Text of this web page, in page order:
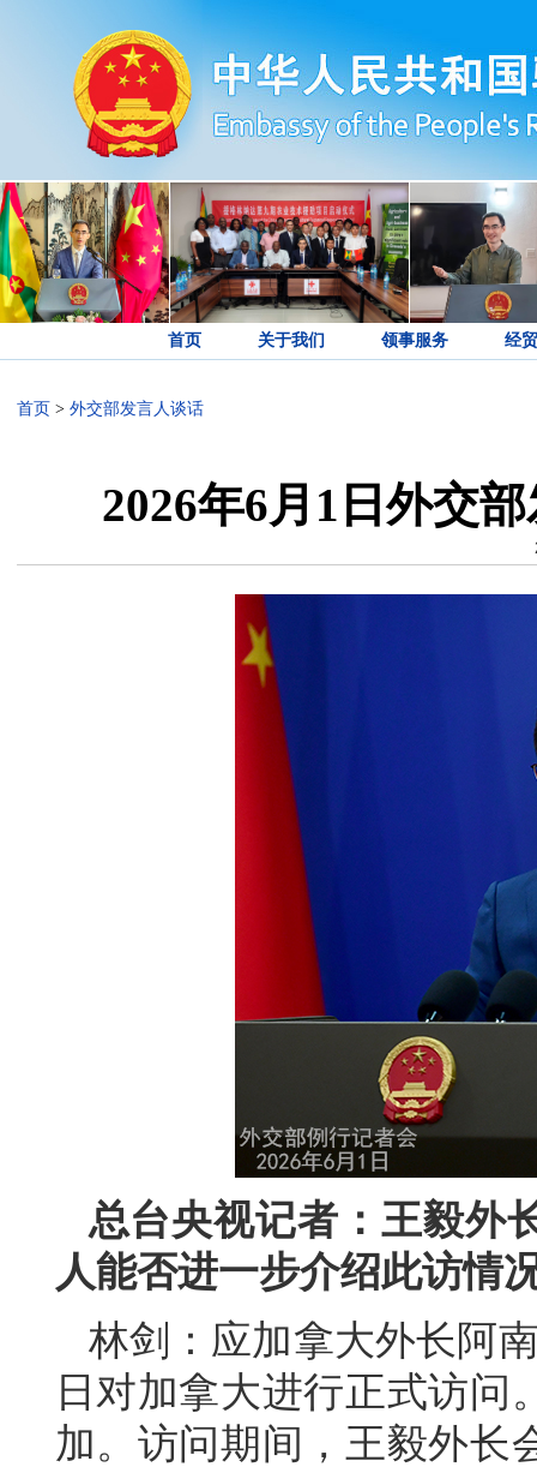
首页 关于我们 领事服务 经
首页 > 外交部发言人谈话
2026年6月1日外交
总台央视记者：王毅外
人能否进一步介绍此访情
林剑：应加拿大外长阿
日对加拿大进行正式访问
加。访问期间，王毅外长